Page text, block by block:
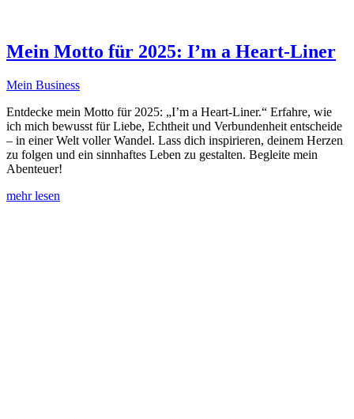
Mein Motto für 2025: I’m a Heart-Liner
Mein Business
Entdecke mein Motto für 2025: „I’m a Heart-Liner.“ Erfahre, wie
ich mich bewusst für Liebe, Echtheit und Verbundenheit entscheide
– in einer Welt voller Wandel. Lass dich inspirieren, deinem Herzen
zu folgen und ein sinnhaftes Leben zu gestalten. Begleite mein
Abenteuer!
mehr lesen